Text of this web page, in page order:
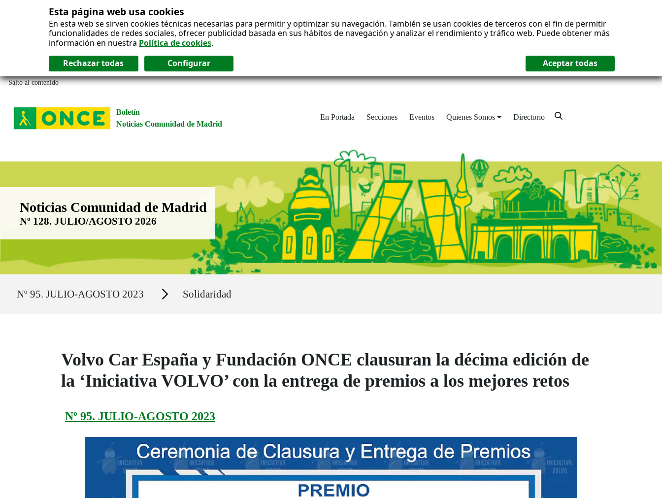
Esta página web usa cookies
En esta web se sirven cookies técnicas necesarias para permitir y optimizar su navegación. También se usan cookies de terceros con el fin de permitir
funcionalidades de redes sociales, ofrecer publicidad basada en sus hábitos de navegación y analizar el rendimiento y tráfico web. Puede obtener más
información en nuestra Política de cookies.
Salto al contenido
Boletín
Noticias Comunidad de Madrid
En Portada Secciones Eventos Quienes Somos Directorio
Boletín Noticias Comunidad de Madrid
Noticias Comunidad de Madrid
Nº 128. JULIO/AGOSTO 2026
Nº 95. JULIO-AGOSTO 2023 Secciones Solidaridad
Volvo Car España y Fundación ONCE clausuran la décima edición de
la ‘Iniciativa VOLVO’ con la entrega de premios a los mejores retos
Nº 95. JULIO-AGOSTO 2023